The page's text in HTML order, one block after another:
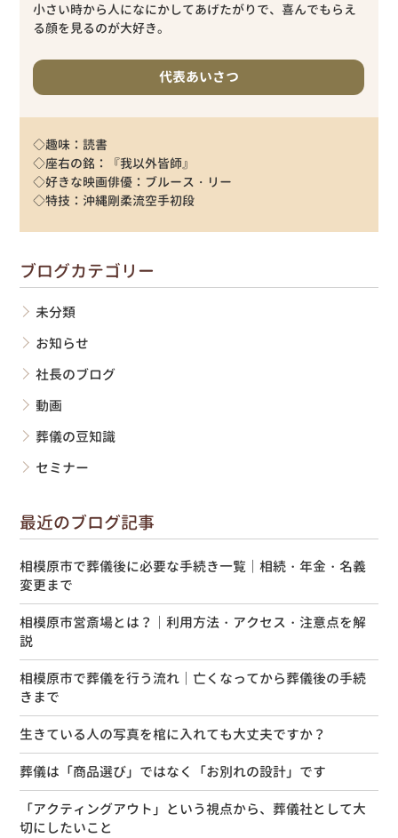
小さい時から人になにかしてあげたがりで、喜んでもらえ
る顔を見るのが大好き。
代表あいさつ
◇趣味：読書
◇座右の銘：『我以外皆師』
◇好きな映画俳優：ブルース・リー
◇特技：沖縄剛柔流空手初段
ブログカテゴリー
未分類
お知らせ
社長のブログ
動画
葬儀の豆知識
セミナー
最近のブログ記事
相模原市で葬儀後に必要な手続き一覧｜相続・年金・名義
変更まで
相模原市営斎場とは？｜利用方法・アクセス・注意点を解
説
相模原市で葬儀を行う流れ｜亡くなってから葬儀後の手続
きまで
生きている人の写真を棺に入れても大丈夫ですか？
葬儀は「商品選び」ではなく「お別れの設計」です
「アクティングアウト」という視点から、葬儀社として大
切にしたいこと